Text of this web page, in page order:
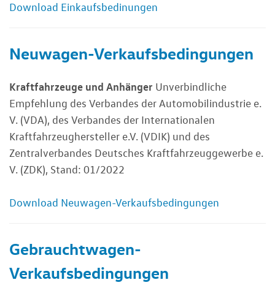
Download Einkaufsbedinungen
Neuwagen-Verkaufsbedingungen
Kraftfahrzeuge und Anhänger Unverbindliche
Empfehlung des Verbandes der Automobilindustrie e.
V. (VDA), des Verbandes der Internationalen
Kraftfahrzeughersteller e.V. (VDIK) und des
Zentralverbandes Deutsches Kraftfahrzeuggewerbe e.
V. (ZDK), Stand: 01/2022
Download Neuwagen-Verkaufsbedingungen
Gebrauchtwagen-
Verkaufsbedingungen